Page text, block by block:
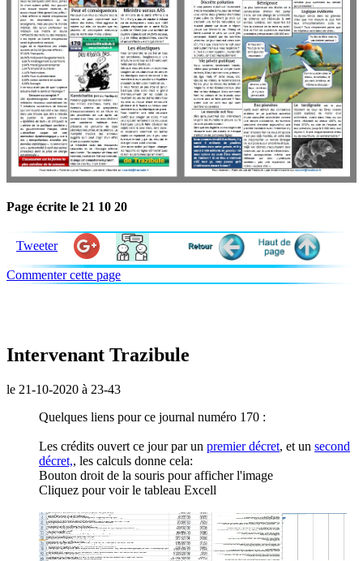
Page écrite le 21 10 20
Tweeter
Commenter cette page
Intervenant Trazibule
le 21-10-2020 à 23-43
Quelques liens pour ce journal numéro 170 :
Les crédits ouvert ce jour par un premier décret, et un second
décret,, les calculs donne cela:
Bouton droit de la souris pour afficher l'image
Cliquez pour voir le tableau Excell